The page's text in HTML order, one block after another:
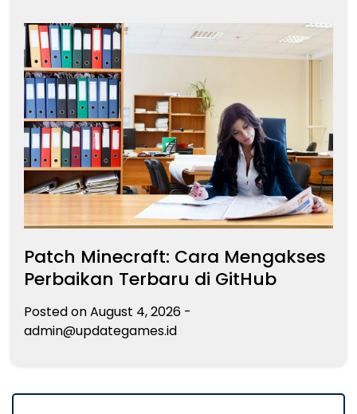
Patch Minecraft: Cara Mengakses
Perbaikan Terbaru di GitHub
Posted onAugust 4, 2026 -
admin@updategames.id